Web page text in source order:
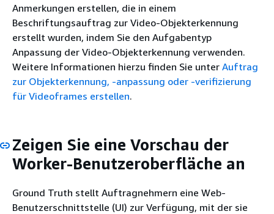
Anmerkungen erstellen, die in einem
Beschriftungsauftrag zur Video-Objekterkennung
erstellt wurden, indem Sie den Aufgabentyp
Anpassung der Video-Objekterkennung verwenden.
Weitere Informationen hierzu finden Sie unter Auftrag
zur Objekterkennung, -anpassung oder -verifizierung
für Videoframes erstellen.
Zeigen Sie eine Vorschau der
Worker-Benutzeroberfläche an
Ground Truth stellt Auftragnehmern eine Web-
Benutzerschnittstelle (UI) zur Verfügung, mit der sie